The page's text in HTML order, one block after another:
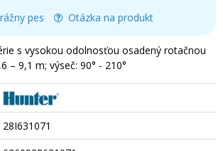
pes Otázka na produkt
s vysokou odolnosťou osadený rotačnou
– 9,1 m; výseč: 90° - 210°
28I631071